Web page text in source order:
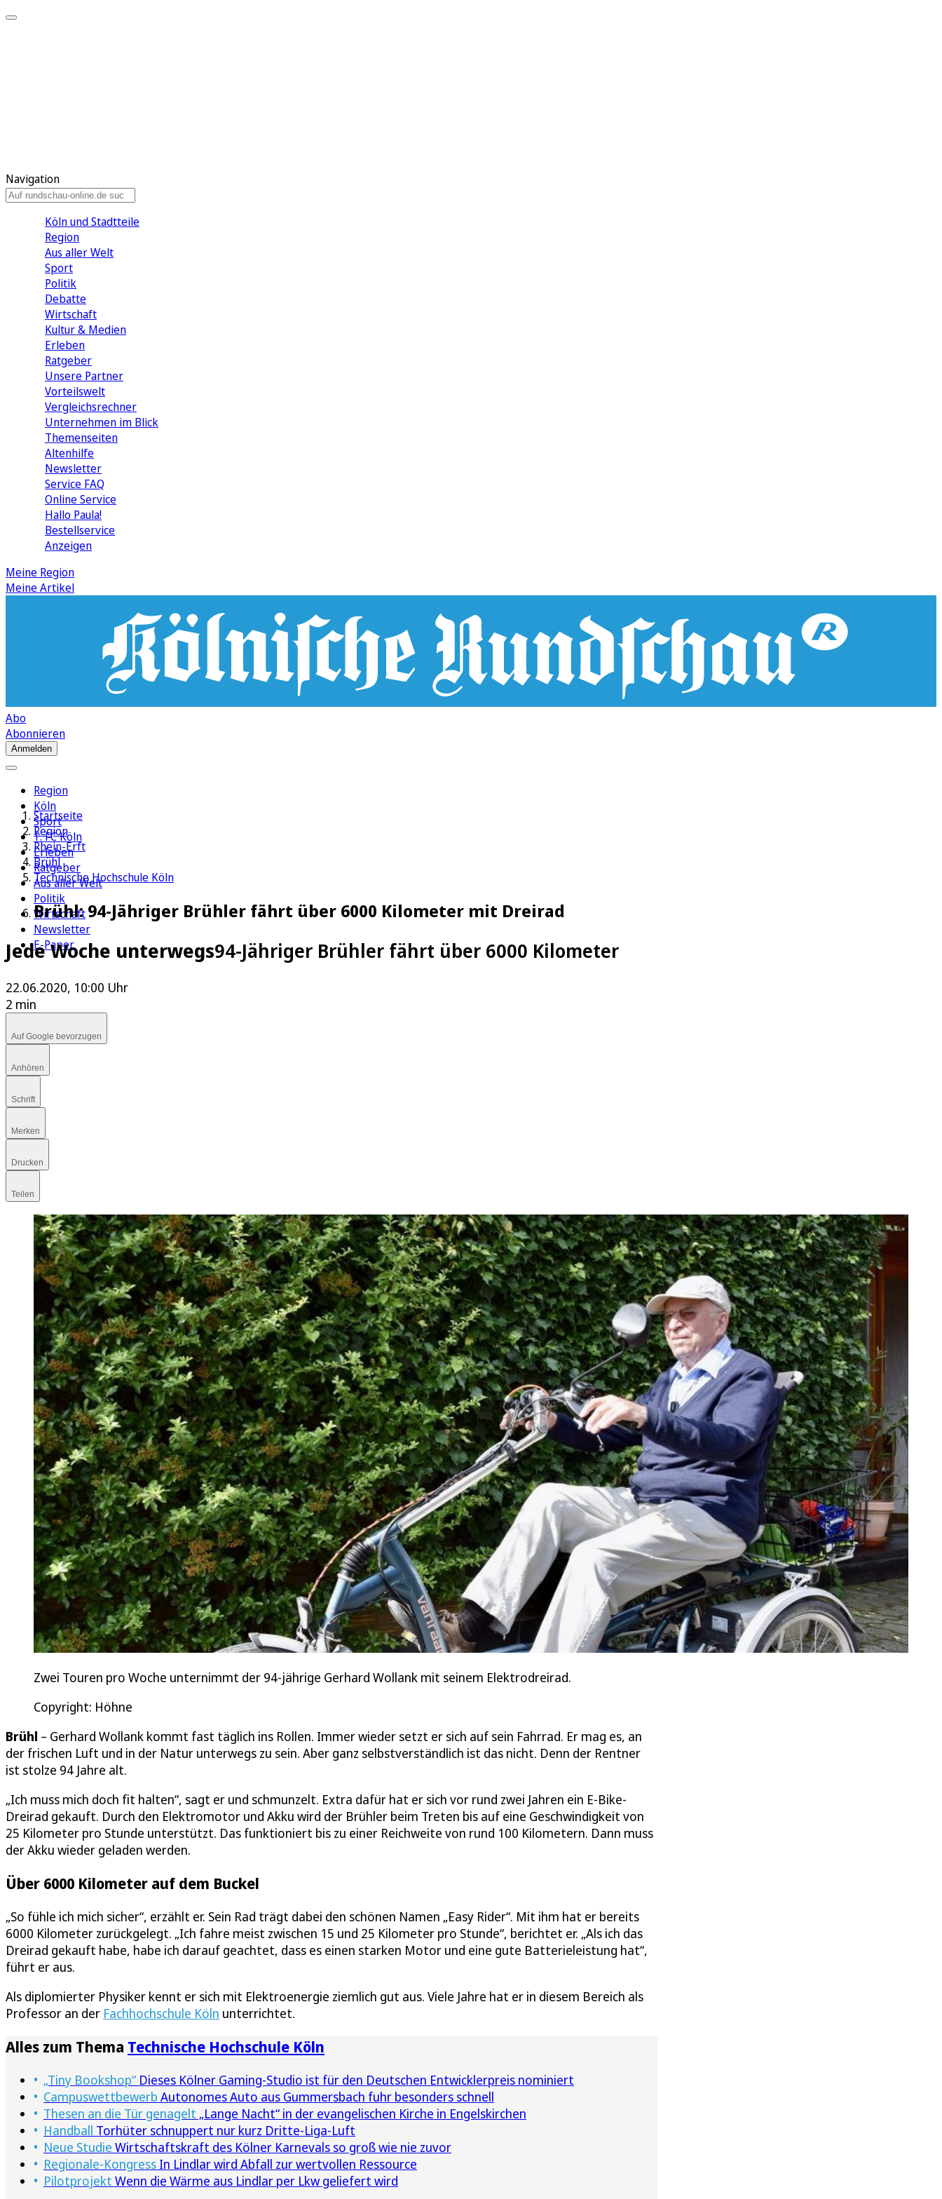
Navigation
Köln und Stadtteile
Region
Aus aller Welt
Sport
Politik
Debatte
Wirtschaft
Kultur & Medien
Erleben
Ratgeber
Unsere Partner
Vorteilswelt
Vergleichsrechner
Unternehmen im Blick
Themenseiten
Altenhilfe
Newsletter
Service FAQ
Online Service
Hallo Paula!
Bestellservice
Anzeigen
Meine Region
Meine Artikel
Abo
Abonnieren
Anmelden
Region
Köln
Sport
1. FC Köln
Erleben
Ratgeber
Aus aller Welt
Politik
Wirtschaft
Newsletter
E-Paper
Startseite
Region
Rhein-Erft
Brühl
Technische Hochschule Köln
Brühl: 94-Jähriger Brühler fährt über 6000 Kilometer mit Dreirad
Jede Woche unterwegs94-Jähriger Brühler fährt über 6000 Kilometer
22.06.2020, 10:00 Uhr
2 min
Auf Google bevorzugen
Anhören
Schrift
Merken
Drucken
Teilen
Zwei Touren pro Woche unternimmt der 94-jährige Gerhard Wollank mit seinem Elektrodreirad.
Copyright: Höhne
Brühl – Gerhard Wollank kommt fast täglich ins Rollen. Immer wieder setzt er sich auf sein Fahrrad. Er mag es, an
der frischen Luft und in der Natur unterwegs zu sein. Aber ganz selbstverständlich ist das nicht. Denn der Rentner
ist stolze 94 Jahre alt.
„Ich muss mich doch fit halten“, sagt er und schmunzelt. Extra dafür hat er sich vor rund zwei Jahren ein E-Bike-
Dreirad gekauft. Durch den Elektromotor und Akku wird der Brühler beim Treten bis auf eine Geschwindigkeit von
25 Kilometer pro Stunde unterstützt. Das funktioniert bis zu einer Reichweite von rund 100 Kilometern. Dann muss
der Akku wieder geladen werden.
Über 6000 Kilometer auf dem Buckel
„So fühle ich mich sicher“, erzählt er. Sein Rad trägt dabei den schönen Namen „Easy Rider“. Mit ihm hat er bereits
6000 Kilometer zurückgelegt. „Ich fahre meist zwischen 15 und 25 Kilometer pro Stunde“, berichtet er. „Als ich das
Dreirad gekauft habe, habe ich darauf geachtet, dass es einen starken Motor und eine gute Batterieleistung hat“,
führt er aus.
Als diplomierter Physiker kennt er sich mit Elektroenergie ziemlich gut aus. Viele Jahre hat er in diesem Bereich als
Professor an der Fachhochschule Köln unterrichtet.
Alles zum Thema Technische Hochschule Köln
„Tiny Bookshop“ Dieses Kölner Gaming-Studio ist für den Deutschen Entwicklerpreis nominiert
Campuswettbewerb Autonomes Auto aus Gummersbach fuhr besonders schnell
Thesen an die Tür genagelt „Lange Nacht“ in der evangelischen Kirche in Engelskirchen
Handball Torhüter schnuppert nur kurz Dritte-Liga-Luft
Neue Studie Wirtschaftskraft des Kölner Karnevals so groß wie nie zuvor
Regionale-Kongress In Lindlar wird Abfall zur wertvollen Ressource
Pilotprojekt Wenn die Wärme aus Lindlar per Lkw geliefert wird